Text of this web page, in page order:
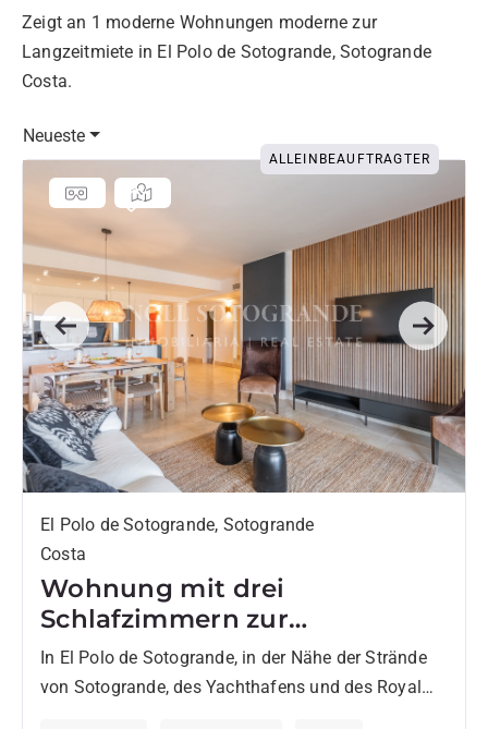
Zeigt an 1 moderne Wohnungen moderne zur
Langzeitmiete in El Polo de Sotogrande, Sotogrande
Costa.
Neueste
Previous Next
ALLEINBEAUFTRAGTER
El Polo de Sotogrande, Sotogrande
Costa
Wohnung mit drei
Schlafzimmern zur
Vermietung in El Polo de
Sotogrande
In El Polo de Sotogrande, in der Nähe der Strände
von Sotogrande, des Yachthafens und des Royal